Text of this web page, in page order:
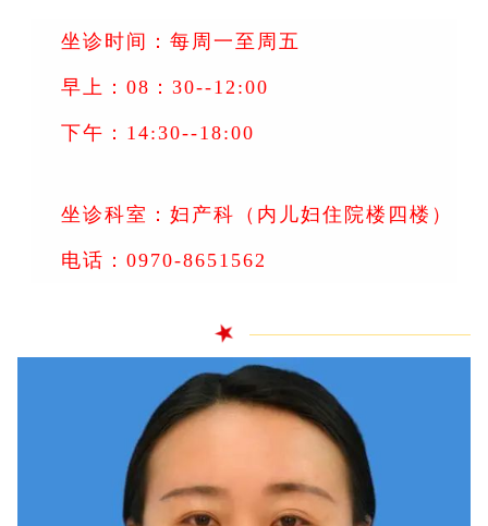
坐诊时间：每周一至周五
早上：08：30--12:00
下午：14:30--18:00
坐诊科室：妇产科 （内儿妇住院楼四楼）
电话：0970-8651562